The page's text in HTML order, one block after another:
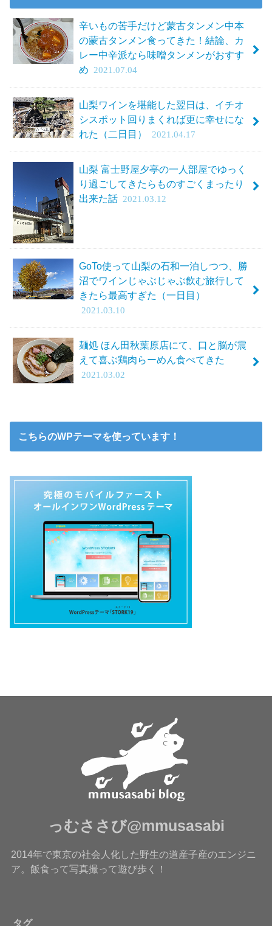
辛いもの苦手だけど蒙古タンメン中本
の蒙古タンメン食ってきた！結論、カ
レー中辛派なら味噌タンメンがおすす
め 2021.07.04
山梨ワインを堪能した翌日は、イチオ
シスポット回りまくれば更に幸せにな
れた（二日目）
2021.04.17
山梨 富士野屋夕亭の一人部屋でゆっく
り過ごしてきたらものすごくまったり
出来た話 2021.03.12
GoTo使って山梨の石和一泊しつつ、勝
沼でワインじゃぶじゃぶ飲む旅行して
きたら最高すぎた（一日目）
2021.03.10
麺処 ほん田秋葉原店にて、口と脳が震
えて喜ぶ鶏肉らーめん食べてきた
2021.03.02
こちらのWPテーマを使っています！
っむささび@mmusasabi
2014年で東京の社会人化した野生の道産子産のエンジニ
ア。飯食って写真撮って遊び歩く！
タグ